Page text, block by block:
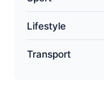
Lifestyle
Transport